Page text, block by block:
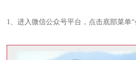
1、进入微信公众号平台，点击底部菜单“